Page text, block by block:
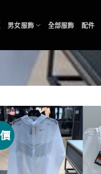
男女服飾 全部服飾 配件